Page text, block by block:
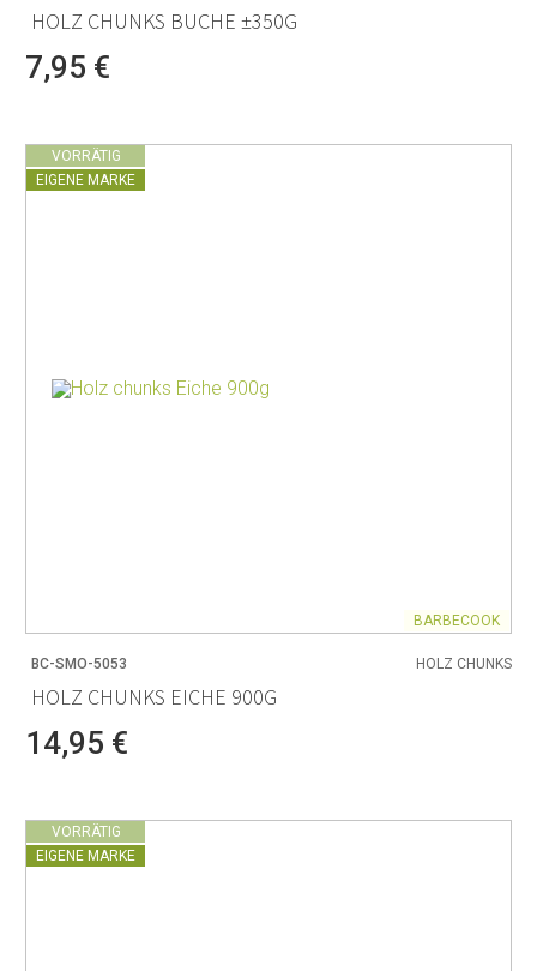
HOLZ CHUNKS BUCHE ±350G
7,95 €
VORRÄTIG
EIGENE MARKE
BARBECOOK
BC-SMO-5053 HOLZ CHUNKS
HOLZ CHUNKS EICHE 900G
14,95 €
VORRÄTIG
EIGENE MARKE